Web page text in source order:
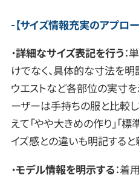
【サイズ情報充実のアプロー
・詳細なサイズ表記を行う：
けでなく、具体的な寸法を明
ウエストなど各部位の実寸
ーザーは手持ちの服と比較し
えて「やや大きめの作り」「
イズ感との違いも明記すると
・モデル情報を明示する：着